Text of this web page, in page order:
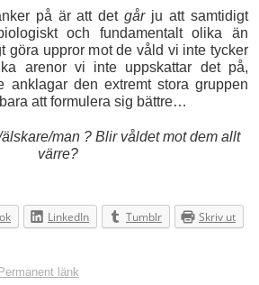
på är att detgårju att samtidigt
och fundamentalt olika än
göra uppror mot de våld vi inte tycker
arenor vi inte uppskattar det på,
anklagar den extremt stora gruppen
att formulera sig bättre…
man ? Blir våldet mot dem allt
värre?
LinkedIn Tumblr Skriv ut
Permanent länk